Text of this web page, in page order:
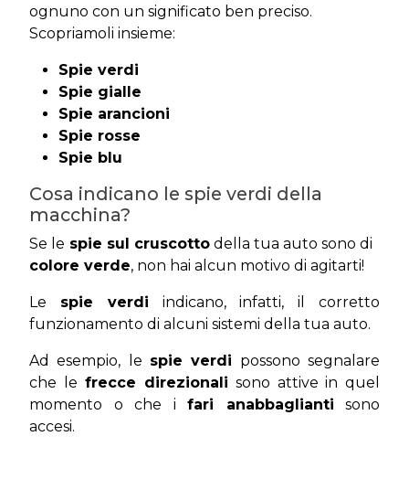
ognuno con un significato ben preciso.
Scopriamoli insieme:
Spie verdi
Spie gialle
Spie arancioni
Spie rosse
Spie blu
Cosa indicano le spie verdi della
macchina?
Se le spie sul cruscotto della tua auto sono di
colore verde, non hai alcun motivo di agitarti!
Le spie verdi indicano, infatti, il corretto
funzionamento di alcuni sistemi della tua auto.
Ad esempio, le spie verdi possono segnalare
che le frecce direzionali sono attive in quel
momento o che i fari anabbaglianti sono
accesi.